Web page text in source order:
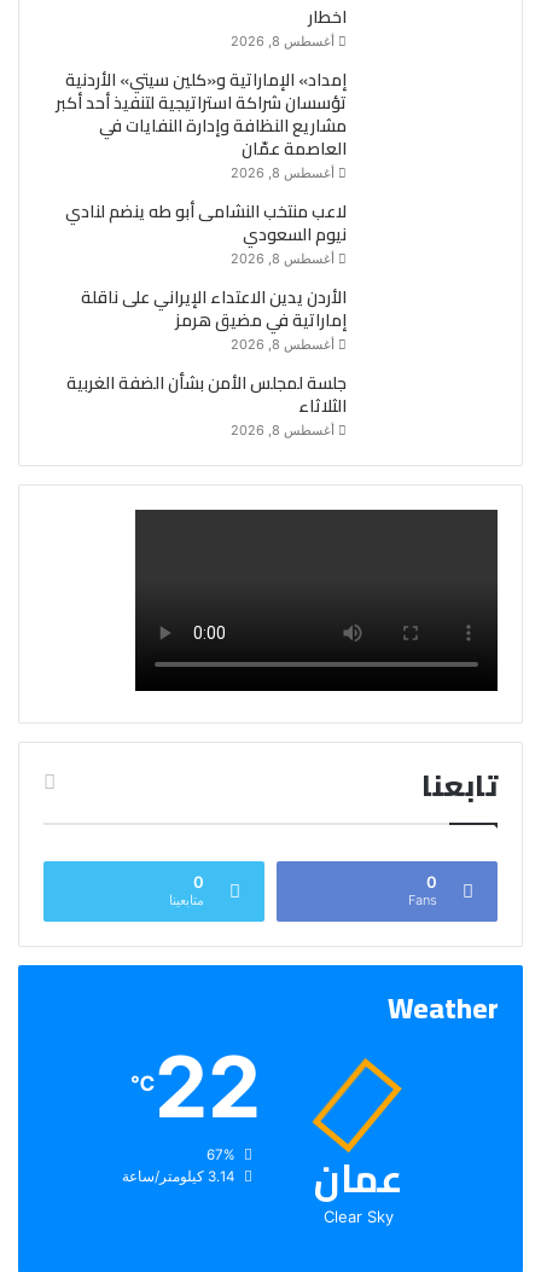
اخطار
أغسطس 8, 2026
إمداد» الإماراتية و«كلين سيتي» الأردنية
تؤسسان شراكة استراتيجية لتنفيذ أحد أكبر
مشاريع النظافة وإدارة النفايات في
العاصمة عمّان
أغسطس 8, 2026
لاعب منتخب النشامى أبو طه ينضم لنادي
نيوم السعودي
أغسطس 8, 2026
الأردن يدين الاعتداء الإيراني على ناقلة
إماراتية في مضيق هرمز
أغسطس 8, 2026
جلسة لمجلس الأمن بشأن الضفة الغربية
الثلاثاء
أغسطس 8, 2026
تابعنا
0
Fans
0
متابعينا
Weather
عمان
Clear Sky
22
℃
الرطوبة:
الرياح: